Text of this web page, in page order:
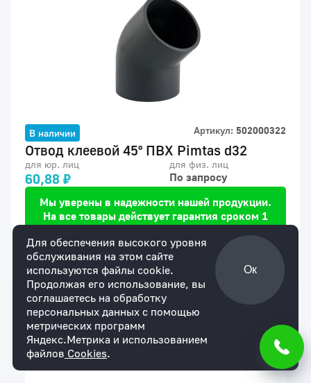
В наличии Артикул: 502000322
Отвод клеевой 45° ПВХ Pimtas d32
для юр. лиц
60,88 ₽
для физ. лиц
По запросу
Мы уверены в надежности нашей продукции.
На все товары действует гарантия сроком 1
Купить
Описание
Для обеспечения высокого уровня
обслуживания на этом сайте
используются файлы cookie.
Продолжая его использование, вы
соглашаетесь на обработку
персональных данных с помощью
метрических программ
Яндекс.Метрика и использованием
файлов Cookies.
Ок